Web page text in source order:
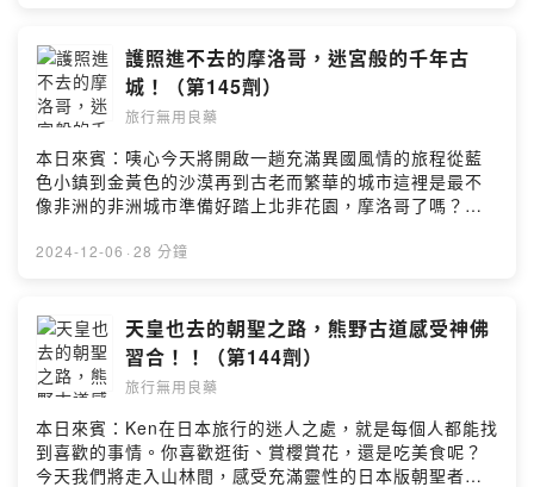
若你喜歡節目，歡迎留言給我們更多動力！並與你的親朋
好友們大力分享吧！
=============================搜尋IG、官網看看
更多旅遊計劃！IG: @travelingdrugg 旅行無用良藥網
站：https://travelingdrug.com聯絡信箱：
travelingdrug@gmail.comPowered by Firstory
Hosting
護照進不去的摩洛哥，迷宮般的千年古
城！（第145劑）
旅行無用良藥
本日來賓：咦心今天將開啟一趟充滿異國風情的旅程從藍
色小鎮到金黃色的沙漠再到古老而繁華的城市這裡是最不
像非洲的非洲城市準備好踏上北非花園，摩洛哥了嗎？
難辦(00:08:00) 摩洛哥廁所風情(00:12:20) 北非的藍色小
一集的想法：
https://open.firstory.me/user/ckibcaue0yxe80898137
4o6ir/comments=============================
若你喜歡節目，歡迎留言給我們更多動力！並與你的親朋
好友們大力分享吧！
=============================搜尋IG、官網看看
更多旅遊計劃！IG: @travelingdrugg 旅行無用良藥網
2024-12-06 · 28 分鐘
天皇也去的朝聖之路，熊野古道感受神佛
習合！！（第144劑）
旅行無用良藥
本日來賓：Ken在日本旅行的迷人之處，就是每個人都能找
到喜歡的事情。你喜歡逛街、賞櫻賞花，還是吃美食呢？
今天我們將走入山林間，感受充滿靈性的日本版朝聖者之